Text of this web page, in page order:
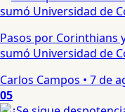
Pasos por Corinthians
sumó Universidad de
Carlos Campos • 7 de
05